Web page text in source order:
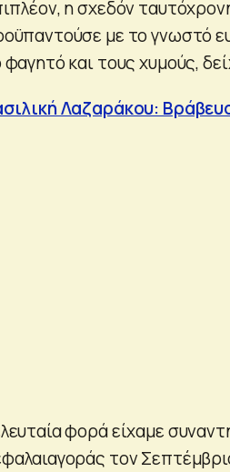
η σχεδόν
με το γνωστό
φαγητό και τους χυμούς,
Λαζαράκου:
φορά είχαμε
τον